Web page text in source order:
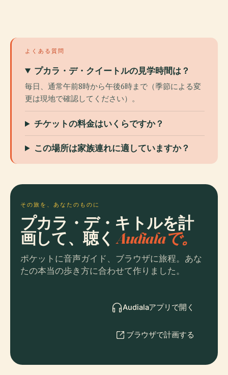
よくある質問
プカラ・デ・クイートルの見学時間は？
毎日、通常午前8時から午後6時まで（季節による変
更は現地で確認してください）。
チケットの料金はいくらですか？
この場所は家族連れに適していますか？
その旅を、あなたのものに
プカラ・デ・キトルを計
画して、聴くAudialaで。
ポケットに音声ガイド、ブラウザに旅程。あな
たの本当の歩き方に合わせて作りました。
Audialaアプリで開く
ブラウザで計画する